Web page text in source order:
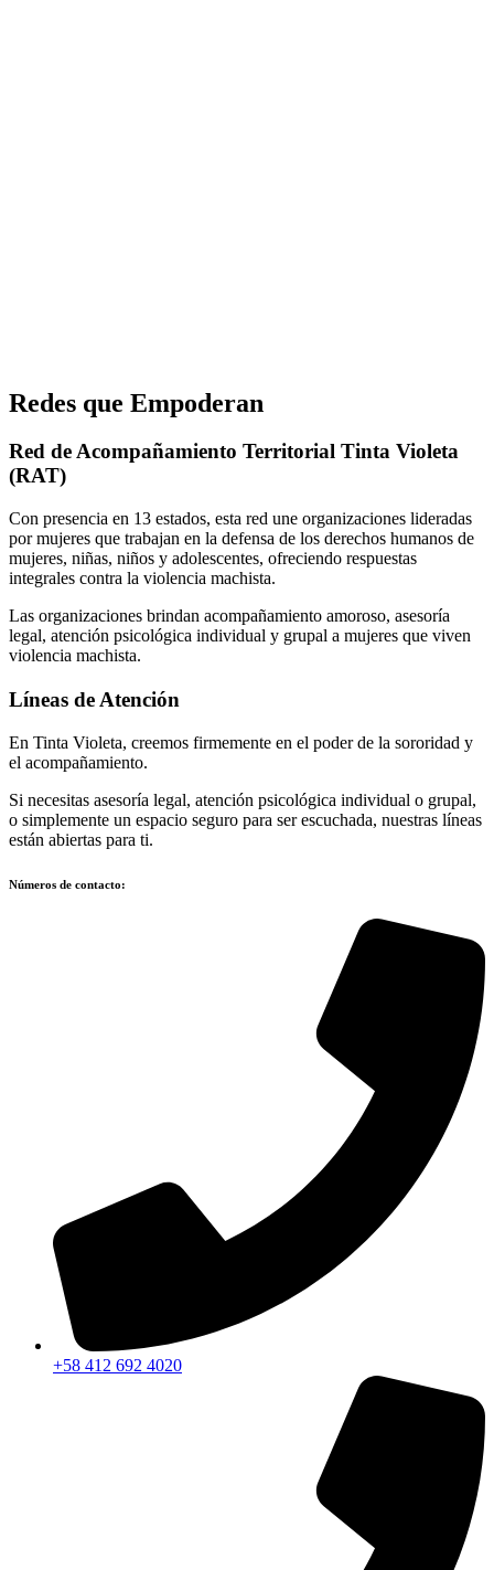
Redes que Empoderan
Red de Acompañamiento Territorial Tinta Violeta
(RAT)
Con presencia en 13 estados, esta red une organizaciones lideradas
por mujeres que trabajan en la defensa de los derechos humanos de
mujeres, niñas, niños y adolescentes, ofreciendo respuestas
integrales contra la violencia machista.
Las organizaciones brindan acompañamiento amoroso, asesoría
legal, atención psicológica individual y grupal a mujeres que viven
violencia machista.
Líneas de Atención
En Tinta Violeta, creemos firmemente en el poder de la sororidad y
el acompañamiento.
Si necesitas asesoría legal, atención psicológica individual o grupal,
o simplemente un espacio seguro para ser escuchada, nuestras líneas
están abiertas para ti.
Números de contacto:
+58 412 692 4020